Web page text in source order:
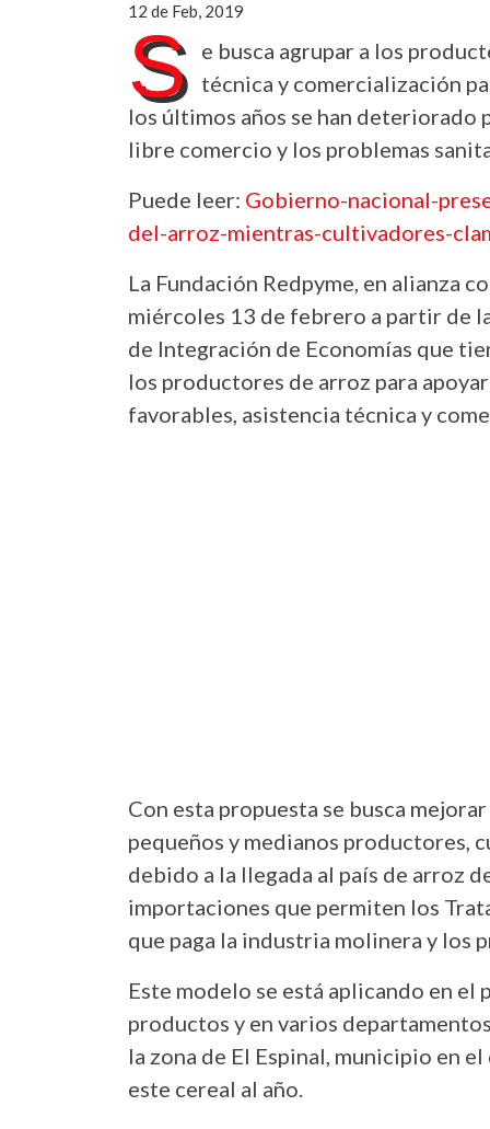
12 de Feb, 2019
S
e busca agrupar a los
técnica y comercialización
los últimos años se han deteriorado
libre comercio y los problemas
Puede leer: Gobierno-nacional-
del-arroz-mientras-cultivadores-
La Fundación Redpyme, en alianza
miércoles 13 de febrero a partir de
de Integración de Economías que
los productores de arroz para
favorables, asistencia técnica y
Con esta propuesta se busca
pequeños y medianos productores,
debido a la llegada al país de arroz
importaciones que permiten los
que paga la industria molinera y los
Este modelo se está aplicando en
productos y en varios
la zona de El Espinal, municipio en
este cereal al año.